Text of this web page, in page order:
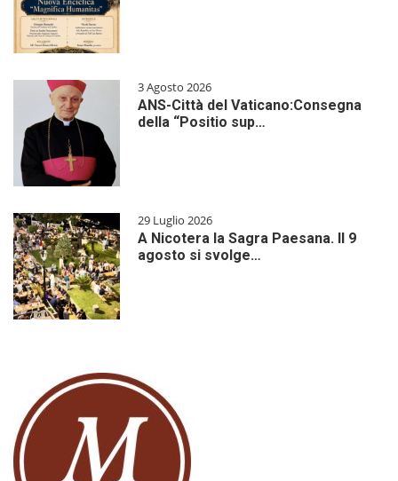
3 Agosto 2026
ANS-Città del Vaticano:Consegna
della “Positio sup…
29 Luglio 2026
A Nicotera la Sagra Paesana. Il 9
agosto si svolge…